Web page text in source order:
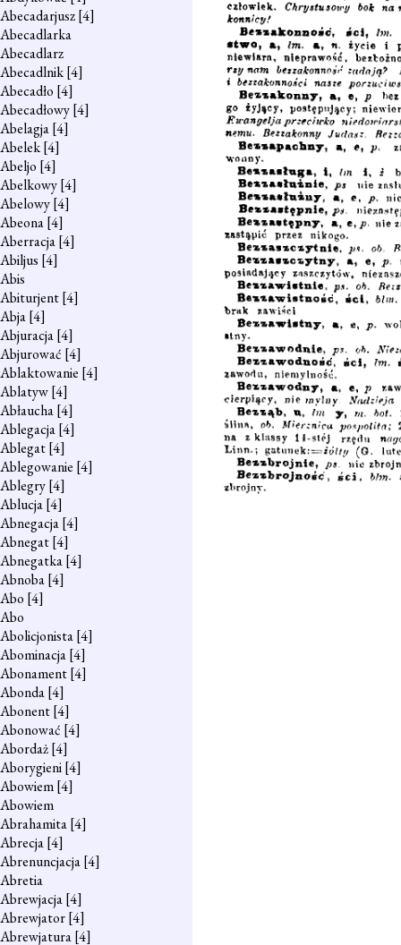
Abecadarjusz[4]
Abecadlarka
Abecadlarz
Abecadlnik[4]
Abecadło [4]
Abecadłowy[4]
Abelagja[4]
Abelek[4]
Abeljo [4]
Abelkowy[4]
Abelowy[4]
Abeona[4]
Aberracja[4]
Abiljus [4]
Abis
Abiturjent[4]
Abja[4]
Abjuracja[4]
Abjurować [4]
Ablaktowanie [4]
Ablatyw[4]
Abłaucha[4]
Ablegacja[4]
Ablegat[4]
Ablegowanie [4]
Ablegry[4]
Ablucja[4]
Abnegacja[4]
Abnegat[4]
Abnegatka[4]
Abnoba[4]
Abo [4]
Abo
Abolicjonista[4]
Abominacja[4]
Abonament[4]
Abonda[4]
Abonent[4]
Abonować [4]
Abordaż[4]
Aborygieni[4]
Abowiem[4]
Abowiem
Abrahamita[4]
Abrecja[4]
Abrenuncjacja[4]
Abretia
Abrewjacja[4]
Abrewjator[4]
Abrewjatura[4]